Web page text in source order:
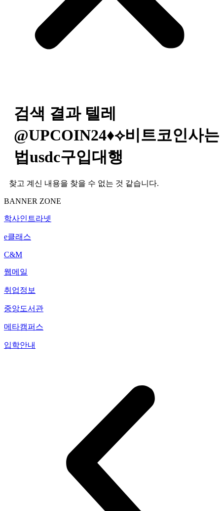
검색 결과 텔레
@UPCOIN24♦⟡비트코인사는
법usdc구입대행
찾고 계신 내용을 찾을 수 없는 것 같습니다.
BANNER ZONE
학사인트라넷
e클래스
C&M
웹메일
취업정보
중앙도서관
메타캠퍼스
입학안내